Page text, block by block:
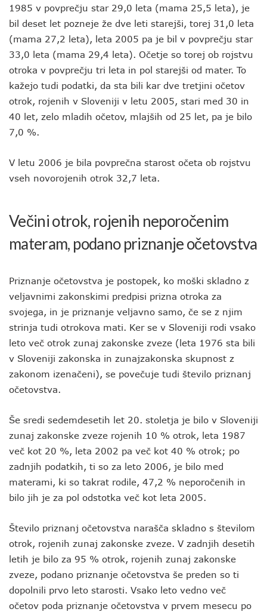
1985 v povprečju star 29,0 leta (mama 25,5 leta), je
bil deset let pozneje že dve leti starejši, torej 31,0 leta
(mama 27,2 leta), leta 2005 pa je bil v povprečju star
33,0 leta (mama 29,4 leta). Očetje so torej ob rojstvu
otroka v povprečju tri leta in pol starejši od mater. To
kažejo tudi podatki, da sta bili kar dve tretjini očetov
otrok, rojenih v Sloveniji v letu 2005, stari med 30 in
40 let, zelo mladih očetov, mlajših od 25 let, pa je bilo
7,0 %.
V letu 2006 je bila povprečna starost očeta ob rojstvu
vseh novorojenih otrok 32,7 leta.
Večini otrok, rojenih neporočenim
materam, podano priznanje očetovstva
Priznanje očetovstva je postopek, ko moški skladno z
veljavnimi zakonskimi predpisi prizna otroka za
svojega, in je priznanje veljavno samo, če se z njim
strinja tudi otrokova mati. Ker se v Sloveniji rodi vsako
leto več otrok zunaj zakonske zveze (leta 1976 sta bili
v Sloveniji zakonska in zunajzakonska skupnost z
zakonom izenačeni), se povečuje tudi število priznanj
očetovstva.
Še sredi sedemdesetih let 20. stoletja je bilo v Sloveniji
zunaj zakonske zveze rojenih 10 % otrok, leta 1987
več kot 20 %, leta 2002 pa več kot 40 % otrok; po
zadnjih podatkih, ti so za leto 2006, je bilo med
materami, ki so takrat rodile, 47,2 % neporočenih in
bilo jih je za pol odstotka več kot leta 2005.
Število priznanj očetovstva narašča skladno s številom
otrok, rojenih zunaj zakonske zveze. V zadnjih desetih
letih je bilo za 95 % otrok, rojenih zunaj zakonske
zveze, podano priznanje očetovstva še preden so ti
dopolnili prvo leto starosti. Vsako leto vedno več
očetov poda priznanje očetovstva v prvem mesecu po